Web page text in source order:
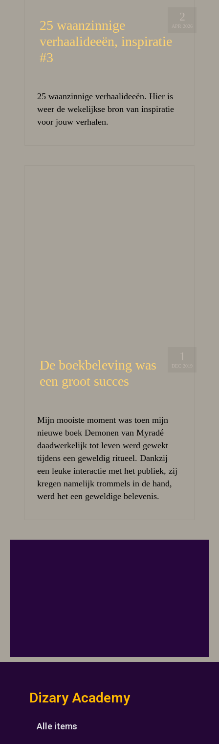
2
APR 2026
25 waanzinnige
verhaalideeën, inspiratie
#3
25 waanzinnige verhaalideeën. Hier is
weer de wekelijkse bron van inspiratie
voor jouw verhalen.
1
DEC 2019
De boekbeleving was
een groot succes
Mijn mooiste moment was toen mijn
nieuwe boek Demonen van Myradé
daadwerkelijk tot leven werd gewekt
tijdens een geweldig ritueel. Dankzij
een leuke interactie met het publiek, zij
kregen namelijk trommels in de hand,
werd het een geweldige belevenis.
Dizary Academy
Alle items